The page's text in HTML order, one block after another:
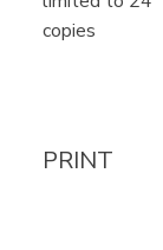
copies
PRINT